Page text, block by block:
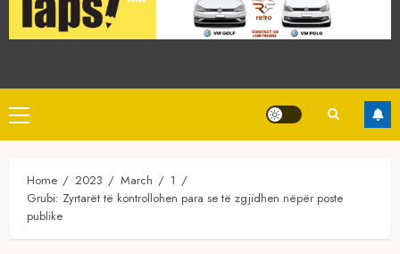
Primary
Menu
Home 2023 March
1
Grubi: Zyrtarët të kontrollohen para se të zgjidhen nëpër poste
publike